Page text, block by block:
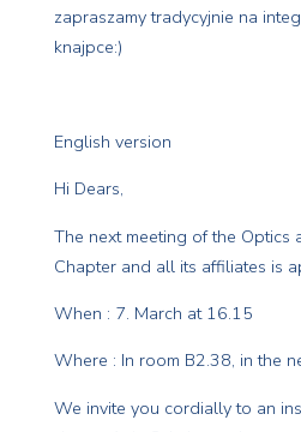
zapraszamy tradycyjnie na
knajpce:)
English version
Hi Dears,
The next meeting of the Optics
Chapter and all its affiliates is
When : 7. March at 16.15
Where : In room B2.38, in the
We invite you cordially to an